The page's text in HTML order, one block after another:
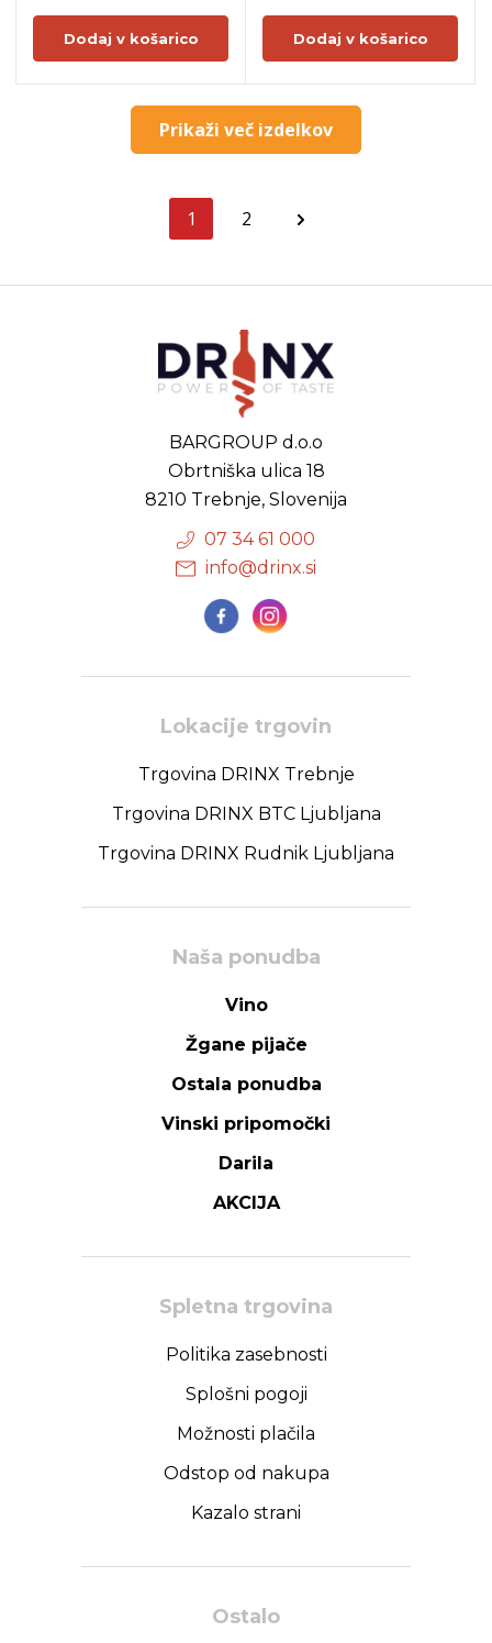
Dodaj v košarico Dodaj v košarico
Prikaži več izdelkov
1 2
BARGROUP d.o.o
Obrtniška ulica 18
8210 Trebnje, Slovenija
07 34 61 000
info@drinx.si
Lokacije trgovin
Trgovina DRINX Trebnje
Trgovina DRINX BTC Ljubljana
Trgovina DRINX Rudnik Ljubljana
Naša ponudba
Vino
Žgane pijače
Ostala ponudba
Vinski pripomočki
Darila
AKCIJA
Spletna trgovina
Politika zasebnosti
Splošni pogoji
Možnosti plačila
Odstop od nakupa
Kazalo strani
Ostalo